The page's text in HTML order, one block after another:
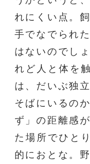
れにくい点。
手でなでられ
はないのでし
れど人と体を
は、だいぶ独
そばにいるの
ず」の距離感
た場所でひと
的におとな。